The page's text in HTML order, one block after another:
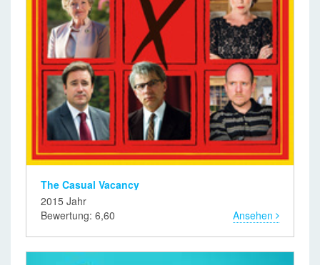
The Casual Vacancy
2015 Jahr
Bewertung: 6,60
Ansehen